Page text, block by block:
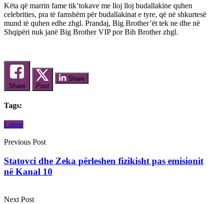
Këta që marrin fame tik’tokave me lloj lloj budallakine quhen
celebrities, pra të famshëm për budallakinat e tyre, që në shkurtesë
mund të quhen edhe zhgl. Prandaj, Big Brother’ët tek ne dhe në
Shqipëri nuk janë Big Brother VIP por Bih Brother zhgl.
Share Post
Share
Tags:
Lajme
Previous Post
Statovci dhe Zeka përleshen fizikisht pas emisionit
në Kanal 10
Next Post